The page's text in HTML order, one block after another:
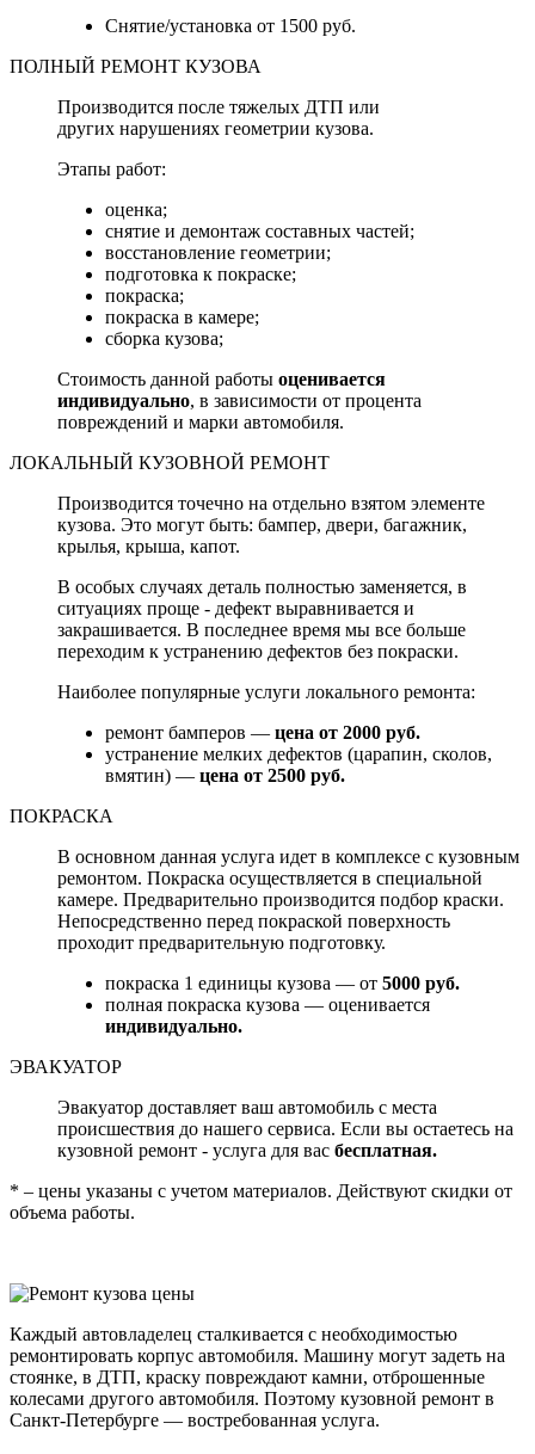
Снятие/установка от 1500 руб.
ПОЛНЫЙ РЕМОНТ КУЗОВА
Производится после тяжелых ДТП или
других нарушениях геометрии кузова.
Этапы работ:
оценка;
снятие и демонтаж составных частей;
восстановление геометрии;
подготовка к покраске;
покраска;
покраска в камере;
сборка кузова;
Стоимость данной работы оценивается
индивидуально, в зависимости от процента
повреждений и марки автомобиля.
ЛОКАЛЬНЫЙ КУЗОВНОЙ РЕМОНТ
Производится точечно на отдельно взятом элементе
кузова. Это могут быть: бампер, двери, багажник,
крылья, крыша, капот.
В особых случаях деталь полностью заменяется, в
ситуациях проще - дефект выравнивается и
закрашивается. В последнее время мы все больше
переходим к устранению дефектов без покраски.
Наиболее популярные услуги локального ремонта:
ремонт бамперов — цена от 2000 руб.
устранение мелких дефектов (царапин, сколов,
вмятин) — цена от 2500 руб.
ПОКРАСКА
В основном данная услуга идет в комплексе с кузовным
ремонтом. Покраска осуществляется в специальной
камере. Предварительно производится подбор краски.
Непосредственно перед покраской поверхность
проходит предварительную подготовку.
покраска 1 единицы кузова — от 5000 руб.
полная покраска кузова — оценивается
индивидуально.
ЭВАКУАТОР
Эвакуатор доставляет ваш автомобиль с места
происшествия до нашего сервиса. Если вы остаетесь на
кузовной ремонт - услуга для вас бесплатная.
* – цены указаны с учетом материалов. Действуют скидки от
объема работы.
Каждый автовладелец сталкивается с необходимостью
ремонтировать корпус автомобиля. Машину могут задеть на
стоянке, в ДТП, краску повреждают камни, отброшенные
колесами другого автомобиля. Поэтому кузовной ремонт в
Санкт-Петербурге — востребованная услуга.